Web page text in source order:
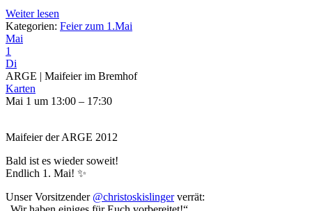
Weiter lesen
Kategorien: Feier zum 1.Mai
Mai
1
Di
ARGE | Maifeier im Bremhof
Karten
Mai 1 um 13:00 – 17:30
Maifeier der ARGE 2012
Bald ist es wieder soweit!
Endlich 1. Mai! ✨
Unser Vorsitzender @christoskislingerverrät: